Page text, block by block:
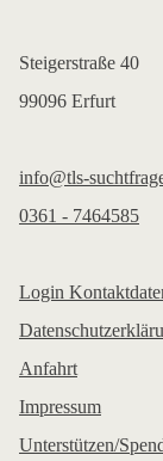
Steigerstraße 40
99096 Erfurt
info@tls-
0361 - 7464585
Login
Anfahrt
Impressum
Unterstützen/